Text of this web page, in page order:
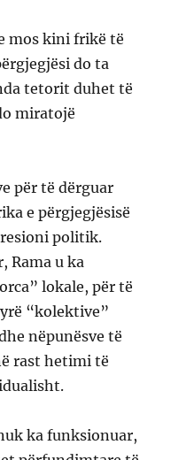
mos kini frikë të
do ta
tetorit duhet të
miratojë
për të dërguar
e përgjegjësisë
politik.
Rama u ka
lokale, për të
“kolektive”
nëpunësve të
rast hetimi të
ka funksionuar,